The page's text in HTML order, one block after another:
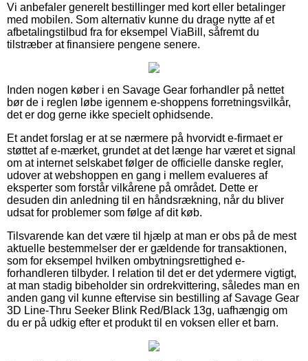
Vi anbefaler generelt bestillinger med kort eller betalinger
med mobilen. Som alternativ kunne du drage nytte af et
afbetalingstilbud fra for eksempel ViaBill, såfremt du
tilstræber at finansiere pengene senere.
Inden nogen køber i en Savage Gear forhandler på nettet
bør de i reglen løbe igennem e-shoppens forretningsvilkår,
det er dog gerne ikke specielt ophidsende.
Et andet forslag er at se nærmere på hvorvidt e-firmaet er
støttet af e-mærket, grundet at det længe har været et signal
om at internet selskabet følger de officielle danske regler,
udover at webshoppen en gang i mellem evalueres af
eksperter som forstår vilkårene på området. Dette er
desuden din anledning til en håndsrækning, når du bliver
udsat for problemer som følge af dit køb.
Tilsvarende kan det være til hjælp at man er obs på de mest
aktuelle bestemmelser der er gældende for transaktionen,
som for eksempel hvilken ombytningsrettighed e-
forhandleren tilbyder. I relation til det er det ydermere vigtigt,
at man stadig bibeholder sin ordrekvittering, således man en
anden gang vil kunne eftervise sin bestilling af Savage Gear
3D Line-Thru Seeker Blink Red/Black 13g, uafhængig om
du er på udkig efter et produkt til en voksen eller et barn.